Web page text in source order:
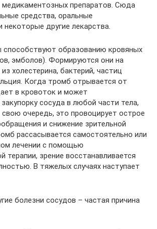
медикаментозных препаратов. Сюда
средства, оральные
некоторые другие лекарства.
способствуют образованию кровяных
эмболов). Формируются они на
холестерина, бактерий, частиц
Когда тромб отрывается от
в кровоток и может
сосуда в любой части тела,
свою очередь, это провоцирует острое
и снижение зрительной
рассасывается самостоятельно или
лечении с помощью
терапии, зрение восстанавливается
В тяжелых случаях наступает
болезни сосудов – частая причина